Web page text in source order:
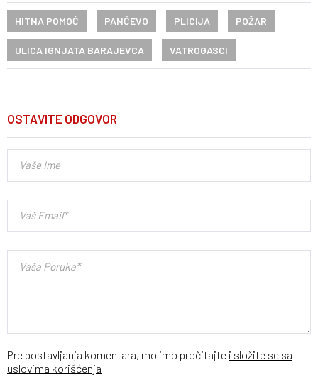
HITNA POMOĆ PANČEVO PLICIJA POŽAR
ULICA IGNJATA BARAJEVCA VATROGASCI
OSTAVITE ODGOVOR
Pre postavljanja komentara, molimo pročitajte i složite se sa
uslovima korišćenja